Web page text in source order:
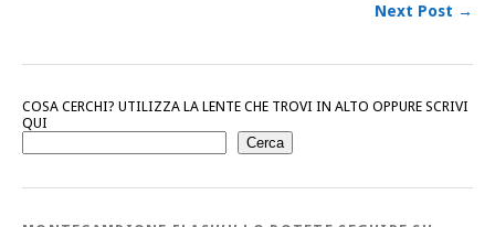
Next Post →
COSA CERCHI? UTILIZZA LA LENTE CHE TROVI IN ALTO OPPURE SCRIVI
QUI
Cerca